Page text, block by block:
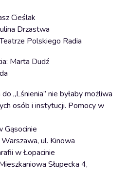
Cieślak
Drzastwa
Polskiego Radia
Marta Dudź
„Lśnienia” nie byłaby możliwa
osób i instytucji. Pomocy w
Gąsocinie
ul. Kinowa
w Łopacinie
Słupecka 4,